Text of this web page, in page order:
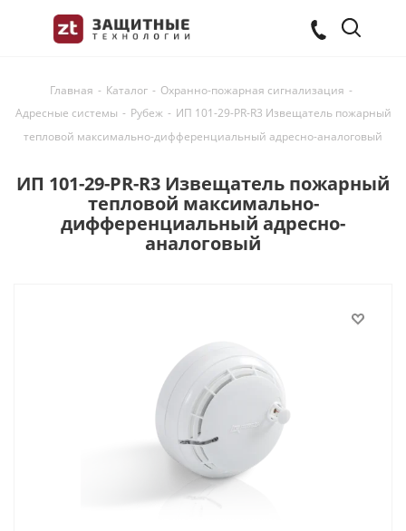
Главная - Каталог - Охранно-пожарная сигнализация -
Адресные системы - Рубеж - ИП 101-29-PR-R3 Извещатель пожарный
тепловой максимально-дифференциальный адресно-аналоговый
ИП 101-29-PR-R3 Извещатель пожарный
тепловой максимально-
дифференциальный адресно-
аналоговый